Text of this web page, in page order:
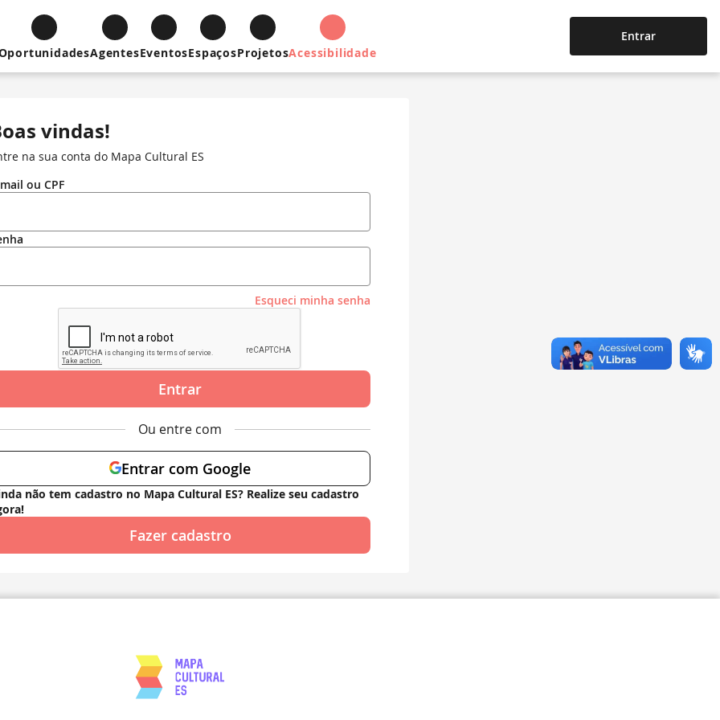
AgentesEventosEspaçosProjetosAcessibilidade
Entrar
vindas!
na sua conta do Mapa Cultural ES
ou CPF
Esqueci minha senha
Entrar
Ou entre com
Entrar com Google
não tem cadastro no Mapa Cultural ES? Realize seu cadastro
Fazer cadastro